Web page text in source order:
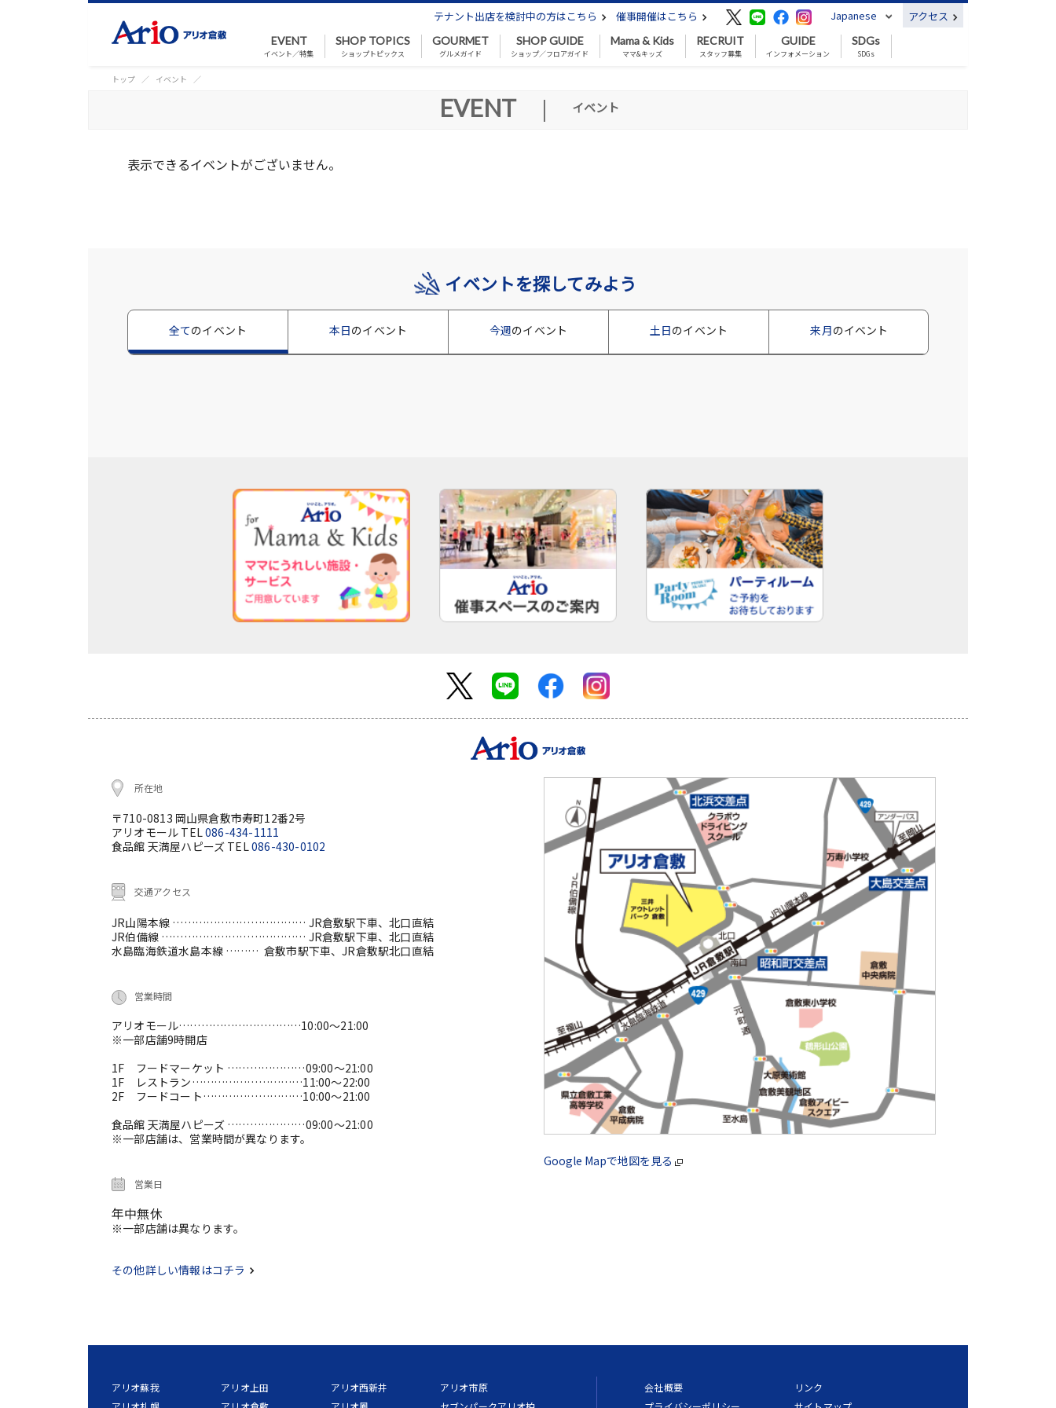
テナント出店を検討中の方はこちら 催事開催はこちら Japanese アクセス
EVENT
イベント／特集
SHOP TOPICS
ショップトピックス
GOURMET
グルメガイド
SHOP GUIDE
ショップ／フロアガイド
Mama & Kids
ママ&キッズ
RECRUIT
スタッフ募集
GUIDE
インフォメーション
SDGs
SDGs
トップ イベント
EVENT | イベント
表示できるイベントがございません。
イベントを探してみよう
全てのイベント 本日のイベント 今週のイベント 土日のイベント 来月のイベント
所在地
〒710-0813 岡山県倉敷市寿町12番2号
アリオモール TEL086-434-1111
食品館 天満屋ハピーズ TEL086-430-0102
交通アクセス
JR山陽本線 ……………………………… JR倉敷駅下車、北口直結
JR伯備線 ………………………………… JR倉敷駅下車、北口直結
水島臨海鉄道水島本線 ……… 倉敷市駅下車、JR倉敷駅北口直結
営業時間
アリオモール……………………………10:00～21:00
※一部店舗9時開店
1F フードマーケット …………………09:00～21:00
1F レストラン…………………………11:00～22:00
2F フードコート………………………10:00～21:00
食品館 天満屋ハピーズ …………………09:00～21:00
※一部店舗は、営業時間が異なります。
営業日
年中無休
※一部店舗は異なります。
その他詳しい情報はコチラ
Google Mapで地図を見る
アリオ蘇我
アリオ上田
アリオ西新井
アリオ市原
会社概要
リンク